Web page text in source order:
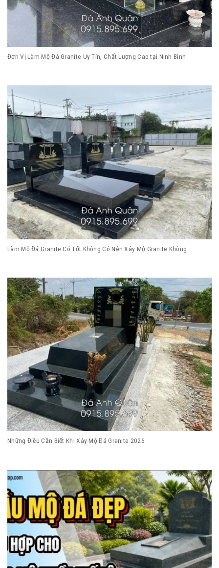
Đơn Vị Làm Mộ Đá Granite Uy Tín, Chất Lượng Cao tại Ninh Bình
Làm Mộ Đá Granite Có Tốt Không Có Nên Xây Mộ Granite Không
Những Điều Cần Biết Khi Xây Mộ Đá Granite 2026